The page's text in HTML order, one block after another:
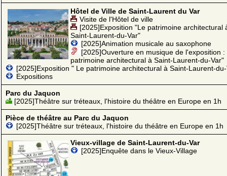
Hôtel de Ville de Saint-Laurent du Var
Visite de l'Hôtel de ville
[2025]Exposition "Le patrimoine architectural
Saint-Laurent-du-Var"
[2025]Animation musicale au saxophone
[2025]Ouverture en musique de l'exposition :
patrimoine architectural à Saint-Laurent-du-Var"
[2025]Exposition " Le patrimoine architectural à Saint-Laurent-
Expositions
Parc du Jaquon
[2025]Théâtre sur tréteaux, l'histoire du théâtre en Europe en 1h
Pièce de théâtre au Parc du Jaquon
[2025]Théâtre sur tréteaux, l'histoire du théâtre en Europe en 1h
Vieux-village de Saint-Laurent-du-Var
[2025]Enquête dans le Vieux-Village